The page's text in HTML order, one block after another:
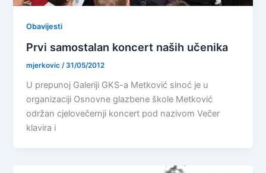
Obavijesti
Prvi samostalan koncert naših učenika
mjerkovic /31/05/2012
U prepunoj Galeriji GKS-a Metković sinoć je u
organizaciji Osnovne glazbene škole Metković
održan cjelovečernji koncert pod nazivom Večer
klavira i